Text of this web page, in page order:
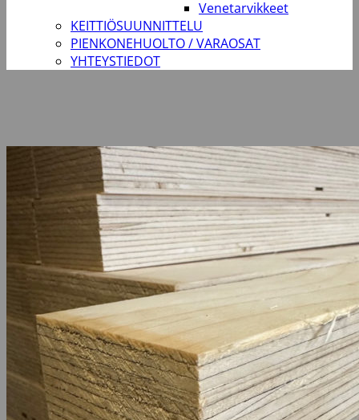
Venetarvikkeet
KEITTIÖSUUNNITTELU
PIENKONEHUOLTO / VARAOSAT
YHTEYSTIEDOT